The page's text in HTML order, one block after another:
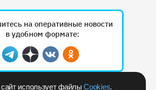
использует файлыCookies.
на оперативные новости
в удобном формате:
Telegram
ДзенВконтактеОдноклассники